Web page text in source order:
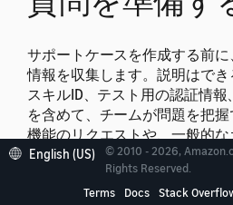
サポートケースを作成する前
情報を収集します。説明はでき
スキルID、テスト用の認証情
を含めて、チームが問題を把握
機能のリクエストや、一般的
問の場合は、ユースケースの
English (US)
© 2010 - 2026,
Rights Reserved.
Terms
Docs Stack